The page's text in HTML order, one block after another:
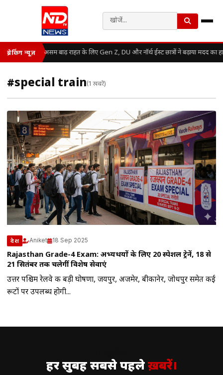
ब्रेकिंग न्यूज़ असम बाढ़ राहत के लिए Gen Z, DU और नॉर्थ ईस्ट छात्रों ने बढ़ाया मदद का
#special train(1 खबरें)
देश Aniket 18 Sep 2025
Rajasthan Grade-4 Exam: अभ्यर्थियों के लिए 20 स्पेशल ट्रेनें, 18 से
21 सितंबर तक चलेगीं विशेष सेवाएं
उत्तर पश्चिम रेलवे की बड़ी घोषणा, जयपुर, अजमेर, बीकानेर, जोधपुर समेत कई
रूटों पर उपलब्ध होगी...
हर सुबह सबसे पहलेख़बरें।